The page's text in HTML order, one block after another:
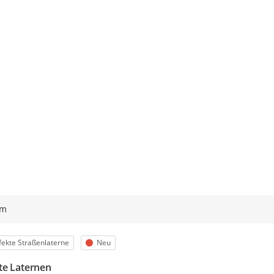
Straßenlaterne Status
Neu
Laternen